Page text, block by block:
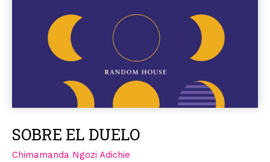
SOBRE EL DUELO
Chimamanda Ngozi Adichie